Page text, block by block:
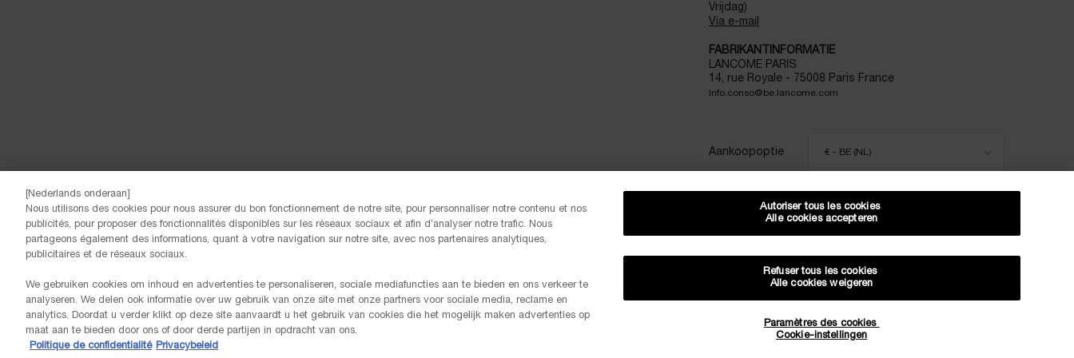
Vrijdag)
Via e-mail
FABRIKANTINFORMATIE
LANCOME PARIS
14, rue Royale - 75008 Paris France
Info.conso@be.lancome.com
Aankoopoptie € - BE (NL)
© Lancôme
GRATIS LEVERING VANAF 60€ AANKOOP
[Nederlands onderaan]
Nous utilisons des cookies pour nous assurer du bon fonctionnement de notre site, pour personnaliser notre contenu et nos
publicités, pour proposer des fonctionnalités disponibles sur les réseaux sociaux et afin d’analyser notre trafic. Nous
partageons également des informations, quant à votre navigation sur notre site, avec nos partenaires analytiques,
publicitaires et de réseaux sociaux.
We gebruiken cookies om inhoud en advertenties te personaliseren, sociale mediafuncties aan te bieden en ons verkeer te
analyseren. We delen ook informatie over uw gebruik van onze site met onze partners voor sociale media, reclame en
analytics. Doordat u verder klikt op deze site aanvaardt u het gebruik van cookies die het mogelijk maken advertenties op
maat aan te bieden door ons of door derde partijen in opdracht van ons.
Politique de confidentialité Privacybeleid
Paramètres des cookies
Cookie-instellingen
Refuser tous les cookies
Alle cookies weigeren
Autoriser tous les cookies
Alle cookies accepteren